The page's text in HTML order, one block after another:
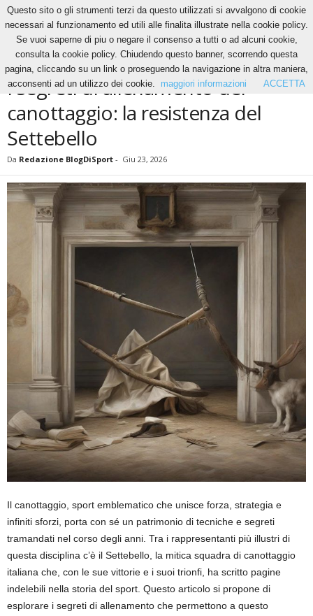
News I segreti di allenamento del canottaggio: la resistenza del Settebello
NEWS
I segreti di allenamento del
canottaggio: la resistenza del
Settebello
Da Redazione BlogDiSport - Giu 23, 2026
Il canottaggio, sport emblematico che unisce forza, strategia e
infiniti sforzi, porta con sé un patrimonio di tecniche e segreti
tramandati nel corso degli anni. Tra i rappresentanti più illustri di
questa disciplina c’è il Settebello, la mitica squadra di canottaggio
italiana che, con le sue vittorie e i suoi trionfi, ha scritto pagine
indelebili nella storia del sport. Questo articolo si propone di
esplorare i segreti di allenamento che permettono a questo
Questo sito o gli strumenti terzi da questo utilizzati si avvalgono di cookie
necessari al funzionamento ed utili alle finalita illustrate nella cookie policy.
Se vuoi saperne di piu o negare il consenso a tutti o ad alcuni cookie,
consulta la cookie policy. Chiudendo questo banner, scorrendo questa
pagina, cliccando su un link o proseguendo la navigazione in altra maniera,
acconsenti ad un utilizzo dei cookie.
maggiori informazioni ACCETTA